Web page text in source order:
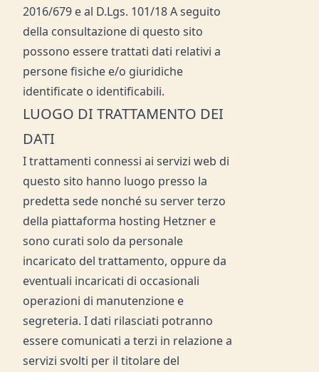
2016/679 e al D.Lgs. 101/18 A seguito
della consultazione di questo sito
possono essere trattati dati relativi a
persone fisiche e/o giuridiche
identificate o identificabili.
LUOGO DI TRATTAMENTO DEI
DATI
I trattamenti connessi ai servizi web di
questo sito hanno luogo presso la
predetta sede nonché su server terzo
della piattaforma hosting Hetzner e
sono curati solo da personale
incaricato del trattamento, oppure da
eventuali incaricati di occasionali
operazioni di manutenzione e
segreteria. I dati rilasciati potranno
essere comunicati a terzi in relazione a
servizi svolti per il titolare del